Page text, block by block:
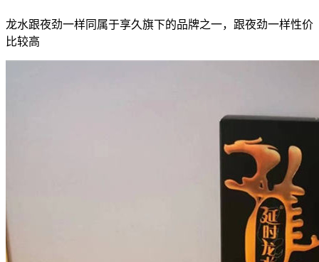
龙水跟夜劲一样同属于享久旗下的品牌之一，跟夜劲一样性价
比较高